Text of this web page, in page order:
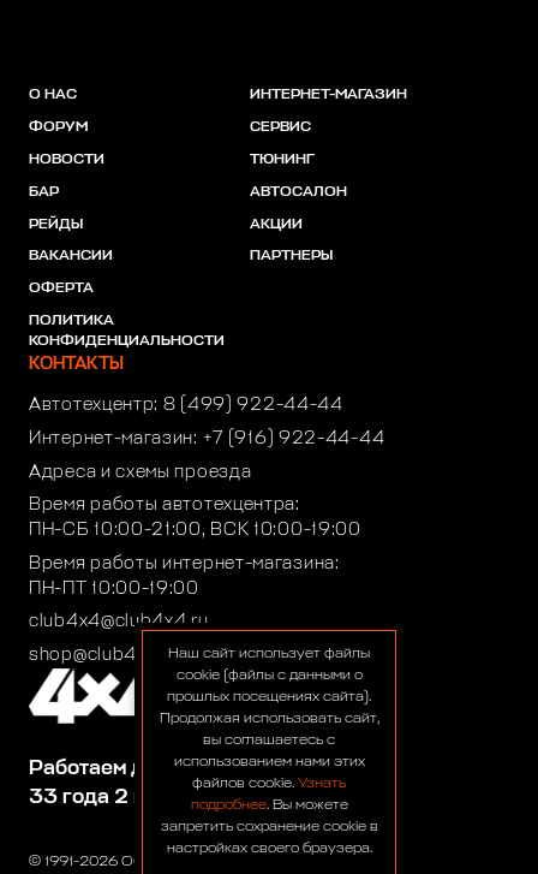
© 1991-2026 ООО «Сервис 4х4»
Работаем для вас:
33 года 2 месяца 26 дней
О НАС
ФОРУМ
НОВОСТИ
БАР
РЕЙДЫ
ВАКАНСИИ
ОФЕРТА
ПОЛИТИКА
КОНФИДЕНЦИАЛЬНОСТИ
ИНТЕРНЕТ-МАГАЗИН
СЕРВИС
ТЮНИНГ
АВТОСАЛОН
АКЦИИ
ПАРТНЕРЫ
КОНТАКТЫ
Автотехцентр: 8 (499) 922-44-44
Интернет-магазин: +7 (916) 922-44-44
Адреса и схемы проезда
Время работы автотехцентра:
ПН-СБ 10:00-21:00, ВСК 10:00-19:00
Время работы интернет-магазина:
ПН-ПТ 10:00-19:00
club4x4@club4x4.ru
shop@club4x4.ruНаш сайт использует файлы
cookie (файлы с данными о
прошлых посещениях сайта).
Продолжая использовать сайт,
вы соглашаетесь с
использованием нами этих
файлов cookie. Узнать
подробнее. Вы можете
запретить сохранение cookie в
настройках своего браузера.